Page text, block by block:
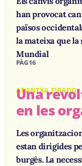
han provocat
països
la mateixa que la
Mundial
PÀG 16
ARANTXA TIRADO
Una
en les
Les
estan dirigides
burgès. La